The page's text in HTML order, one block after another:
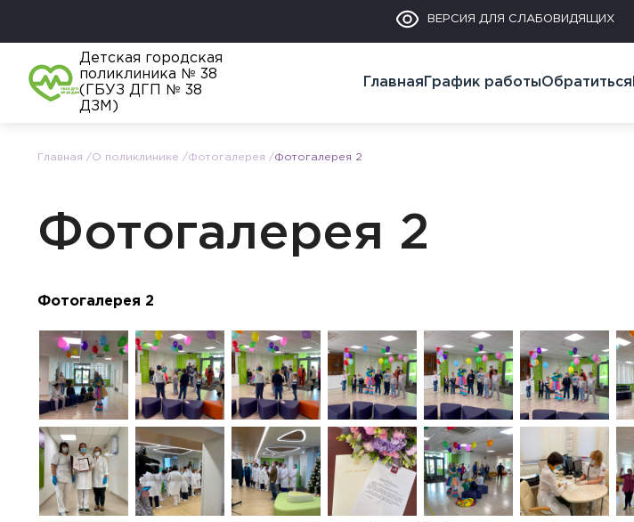
ВЕРСИЯ ДЛЯ СЛАБОВИДЯЩИХ
Детская городская
поликлиника № 38
(ГБУЗ ДГП № 38
ДЗМ)
Главная График работыОбратиться
Главная О поликлинике Фотогалерея Фотогалерея 2
Фотогалерея 2
Фотогалерея 2